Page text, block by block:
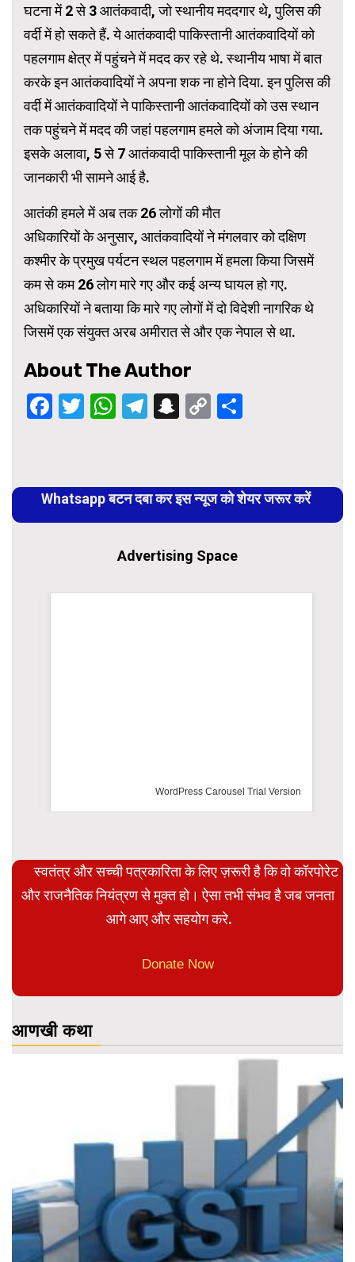
घटना में 2 से 3 आतंकवादी, जो स्थानीय मददगार थे, पुलिस की
वर्दी में हो सकते हैं. ये आतंकवादी पाकिस्तानी आतंकवादियों को
पहलगाम क्षेत्र में पहुंचने में मदद कर रहे थे. स्थानीय भाषा में बात
करके इन आतंकवादियों ने अपना शक ना होने दिया. इन पुलिस की
वर्दी में आतंकवादियों ने पाकिस्तानी आतंकवादियों को उस स्थान
तक पहुंचने में मदद की जहां पहलगाम हमले को अंजाम दिया गया.
इसके अलावा, 5 से 7 आतंकवादी पाकिस्तानी मूल के होने की
जानकारी भी सामने आई है.
आतंकी हमले में अब तक 26 लोगों की मौत
अधिकारियों के अनुसार, आतंकवादियों ने मंगलवार को दक्षिण
कश्मीर के प्रमुख पर्यटन स्थल पहलगाम में हमला किया जिसमें
कम से कम 26 लोग मारे गए और कई अन्य घायल हो गए.
अधिकारियों ने बताया कि मारे गए लोगों में दो विदेशी नागरिक थे
जिसमें एक संयुक्त अरब अमीरात से और एक नेपाल से था.
About The Author
Facebook
Twitter
WhatsApp
Telegram
Snapchat
Copy
Reading
Whatsapp बटन दबा कर इस न्यूज को शेयर जरूर करें
Advertising Space
WordPress Carousel Trial Version
स्वतंत्र और सच्ची पत्रकारिता के लिए ज़रूरी है कि वो कॉरपोरेट
और राजनैतिक नियंत्रण से मुक्त हो। ऐसा तभी संभव है जब जनता
आगे आए और सहयोग करे.
Donate Now
आणखी कथा